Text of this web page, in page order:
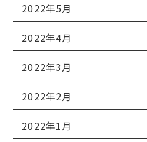
2022年5月
2022年4月
2022年3月
2022年2月
2022年1月